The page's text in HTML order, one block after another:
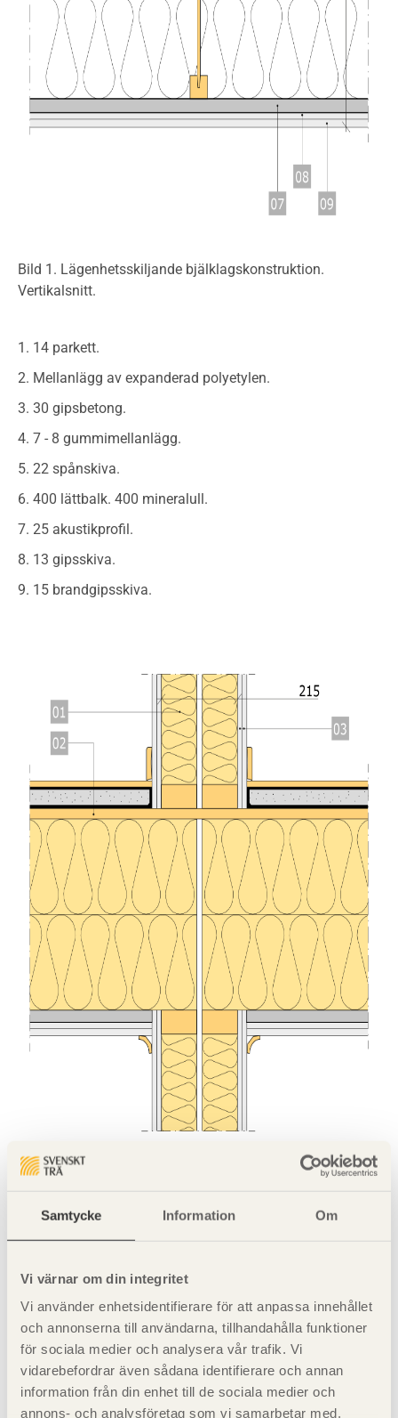
Samtycke Information Om
Vi värnar om din integritet
Vi använder enhetsidentifierare för att anpassa innehållet
och annonserna till användarna, tillhandahålla funktioner
för sociala medier och analysera vår trafik. Vi
vidarebefordrar även sådana identifierare och annan
information från din enhet till de sociala medier och
annons- och analysföretag som vi samarbetar med.
Bild 1. Lägenhetsskiljande bjälklagskonstruktion.
Vertikalsnitt.
14 parkett.
Mellanlägg av expanderad polyetylen.
30 gipsbetong.
7 - 8 gummimellanlägg.
22 spånskiva.
400 lättbalk. 400 mineralull.
25 akustikprofil.
13 gipsskiva.
15 brandgipsskiva.
bjälklagskonstruktion och lägenhetsskiljande
Genomgående 22 OSB-skiva.
Dubbla gipsskivor på ömse sidor